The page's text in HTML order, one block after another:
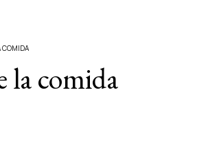
COMIDA
la comida